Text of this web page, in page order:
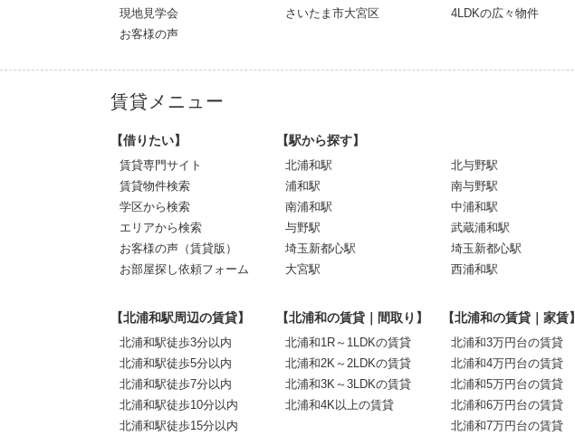
現地見学会
お客様の声
さいたま市大宮区
4LDKの広々物件
賃貸メニュー
【借りたい】
賃貸専門サイト
賃貸物件検索
学区から検索
エリアから検索
お客様の声（賃貸版）
お部屋探し依頼フォーム
【駅から探す】
北浦和駅
浦和駅
南浦和駅
与野駅
埼玉新都心駅
大宮駅
北与野駅
南与野駅
中浦和駅
武蔵浦和駅
埼玉新都心駅
西浦和駅
【北浦和駅周辺の賃貸】
北浦和駅徒歩3分以内
北浦和駅徒歩5分以内
北浦和駅徒歩7分以内
北浦和駅徒歩10分以内
北浦和駅徒歩15分以内
【北浦和の賃貸｜間取り】
北浦和1R～1LDKの賃貸
北浦和2K～2LDKの賃貸
北浦和3K～3LDKの賃貸
北浦和4K以上の賃貸
【北浦和の賃貸｜家賃】
北浦和3万円台の賃貸
北浦和4万円台の賃貸
北浦和5万円台の賃貸
北浦和6万円台の賃貸
北浦和7万円台の賃貸